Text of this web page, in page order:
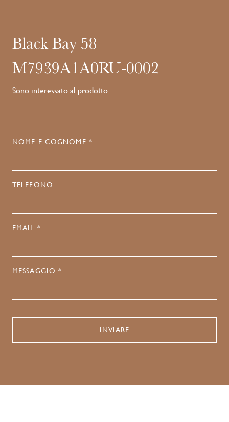
Black Bay 58
M7939A1A0RU-0002
Sono interessato al prodotto
NOME E COGNOME *
TELEFONO
EMAIL *
MESSAGGIO *